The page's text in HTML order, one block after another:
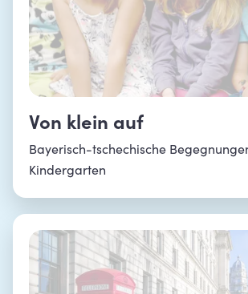
Von klein auf
Bayerisch-tschechische
Kindergarten